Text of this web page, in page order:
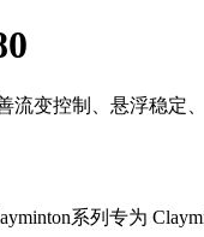
变控制、悬浮稳定
系列 专为